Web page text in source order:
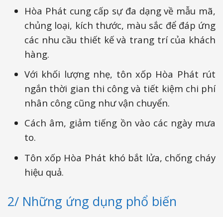
Hòa Phát cung cấp sự đa dạng về mẫu mã,
chủng loại, kích thước, màu sắc để đáp ứng
các nhu cầu thiết kế và trang trí của khách
hàng.
Với khối lượng nhẹ, tôn xốp Hòa Phát rút
ngắn thời gian thi công và tiết kiệm chi phí
nhân công cũng như vận chuyển.
Cách âm, giảm tiếng ồn vào các ngày mưa
to.
Tôn xốp Hòa Phát khó bắt lửa, chống cháy
hiệu quả.
2/ Những ứng dụng phổ biến